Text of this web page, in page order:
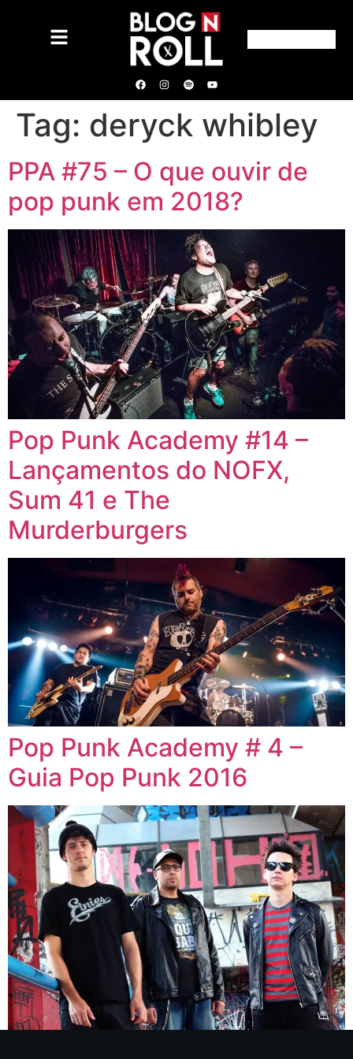
Tag: deryck whibley
PPA #75 – O que ouvir de
pop punk em 2018?
Pop Punk Academy #14 –
Lançamentos do NOFX,
Sum 41 e The
Murderburgers
Pop Punk Academy # 4 –
Guia Pop Punk 2016